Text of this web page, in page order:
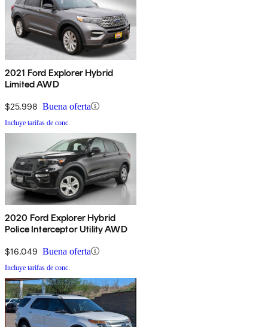
2021 Ford Explorer Hybrid
Limited AWD
$25,998 Buena oferta
Incluye tarifas de conc.
2020 Ford Explorer Hybrid
Police Interceptor Utility AWD
$16,049 Buena oferta
Incluye tarifas de conc.